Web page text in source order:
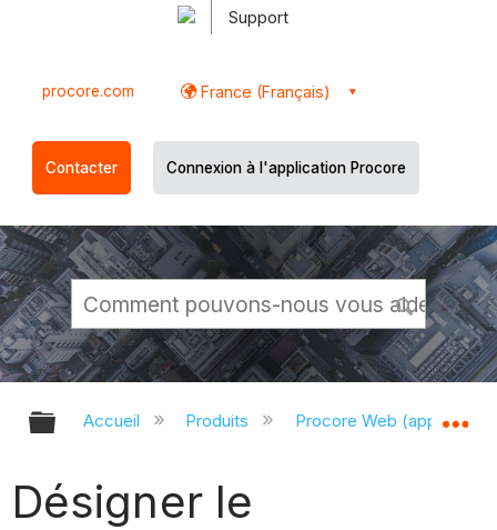
Support
procore.com France (Français)
Contacter Connexion à l'application Procore
Développer/réduire la hiérarchie
Accueil Produits Procore Web
Désigner le